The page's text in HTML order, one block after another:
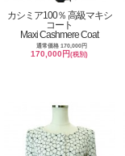
カシミア100％ 高級マキシ
コート
Maxi Cashmere Coat
通常価格 170,000円
170,000円(税別)